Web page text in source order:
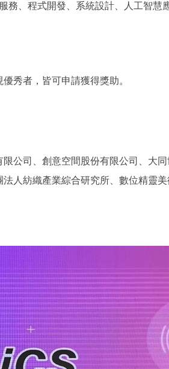
、程式開發、系統設計、人工智慧
秀者，皆可申請獲得獎助。
公司、創意空間股份有限公司、大
人紡織產業綜合研究所、數位精靈